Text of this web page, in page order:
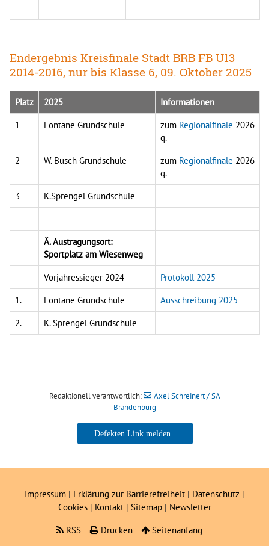
Endergebnis Kreisfinale Stadt BRB FB U13
2014-2016, nur bis Klasse 6, 09. Oktober 2025
Platz 2025
Informationen
1
Fontane Grundschule zum Regionalfinale 2026
q.
2
W. Busch Grundschule zum Regionalfinale 2026
q.
3
K.Sprengel Grundschule
Ä. Austragungsort:
Sportplatz am Wiesenweg
Vorjahressieger 2024
Protokoll 2025
1.
Fontane Grundschule
Ausschreibung 2025
2.
K. Sprengel Grundschule
Redaktionell verantwortlich:
Axel Schreinert / SA
Brandenburg
Axel Schreinert / SA Brandenburg
Impressum | Erklärung zur Barrierefreiheit | Datenschutz |
Cookies| Kontakt | Sitemap| Newsletter
RSS
Drucken Seitenanfang